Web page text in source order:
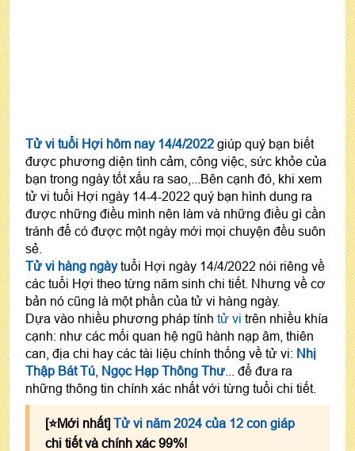
Tử vi tuổi Hợi hôm nay 14/4/2022 giúp quý bạn biết
được phương diện tình cảm, công việc, sức khỏe của
bạn trong ngày tốt xấu ra sao,...Bên cạnh đó, khi xem
tử vi tuổi Hợi ngày 14-4-2022 quý bạn hình dung ra
được những điều mình nên làm và những điều gì cần
tránh để có được một ngày mới mọi chuyện đều suôn
sẻ.
Tử vi hàng ngàytuổi Hợi ngày 14/4/2022 nói riêng về
các tuổi Hợi theo từng năm sinh chi tiết. Nhưng về cơ
bản nó cũng là một phần của tử vi hàng ngày.
Dựa vào nhiều phương pháp tính tử vi trên nhiều khía
cạnh: như các mối quan hệ ngũ hành nạp âm, thiên
can, địa chi hay các tài liệu chính thống về tử vi: Nhị
Thập Bát Tú Ngọc Hạp Thông Thư ... để đưa ra
những thông tin chính xác nhất với từng tuổi chi tiết.
[⭐️Mới nhất] Tử vi năm 2024 của 12 con giáp
chi tiết và chính xác 99%!